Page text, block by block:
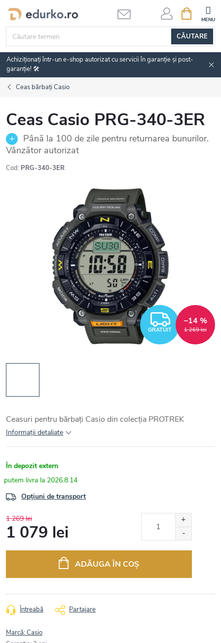
Treci
conținut
CĂUTARE
DE
Achiziționați într-un e-shop autorizat cu servicii în garanție și post-
garanție! 🛠️
Ceas bărbați Casio
Ceas Casio PRG-340-3ER
Până la 100 de zile pentru returnarea bunurilor.
Vânzător autorizat
Cod: PRG-340-3ER
GRATUIT 1 269 lei
–14 %
Ceasuri pentru bărbați Casio din colecția PROTREK
Informaţii detaliate
În depozit extern
2026.8.14
Opțiuni de transport
1 269 lei
1 079 lei
ADĂUGA ÎN COŞ
Întreabă Partajare
Marcă:Casio